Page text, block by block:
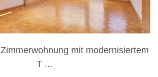
mit modernisiertem
T ...